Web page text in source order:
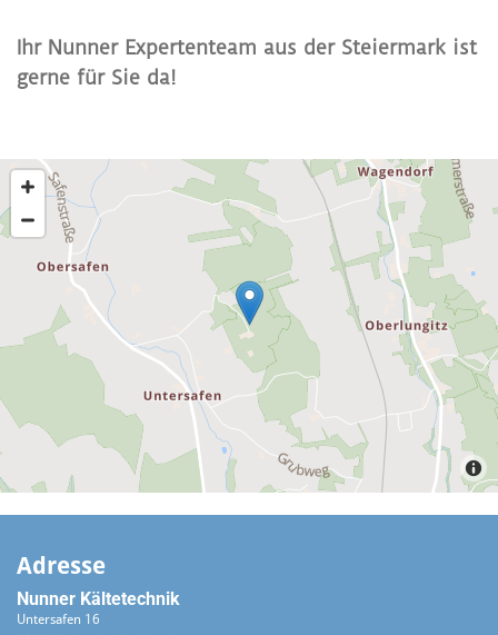
Ihr Nunner Expertenteam aus der Steiermark ist
gerne für Sie da!
Adresse
Nunner Kältetechnik
Untersafen 16